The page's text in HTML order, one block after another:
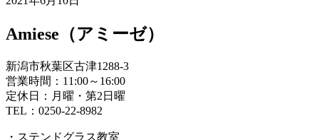
Amiese（アミーゼ）
新潟市秋葉区古津1288-3
営業時間：11:00～16:00
定休日：月曜・第2日曜
TEL：0250-22-8982
・ステンドグラス教室